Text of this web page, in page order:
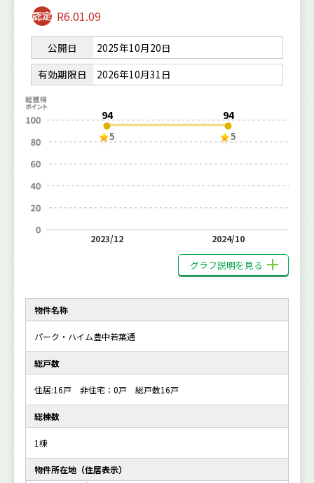
R6.01.09
公開日
2025年10月20日
有効期限日
2026年10月31日
94
5
2023/12
94
5
2024/10
グラフ説明を見る
物件名称
パーク・ハイム豊中若葉通
総戸数
住居:16戸 非住宅：0戸 総戸数16戸
総棟数
1棟
物件所在地（住居表示）